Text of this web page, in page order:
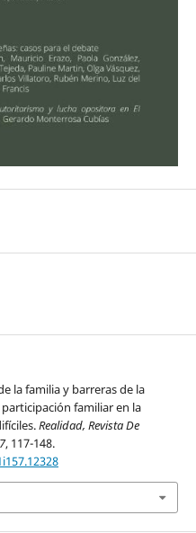
la familia y barreras de la
familiar en la
Realidad, Revista De
, 117-148.